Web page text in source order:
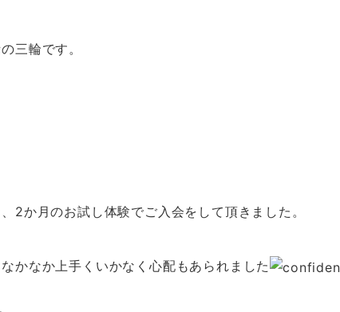
三輪です。
2か月のお試し体験でご入会をして頂きました。
かなか上手くいかなく心配もあられました